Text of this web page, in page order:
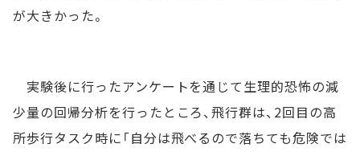
が大きかった。
実験後に行ったアンケートを通じて生理的恐怖の減
少量の回帰分析を行ったところ、飛行群は、2回目の高
所歩行タスク時に「自分は飛べるので落ちても危険では